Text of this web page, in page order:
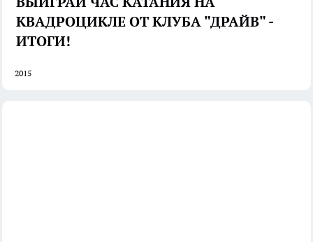
КВАДРОЦИКЛЕ ОТ КЛУБА "ДРАЙВ" -
ИТОГИ!
2015